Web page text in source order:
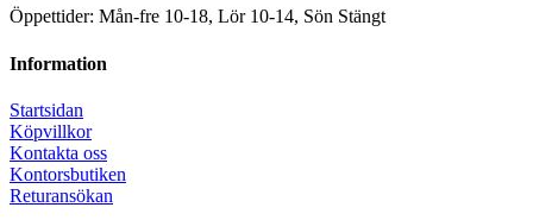
Öppettider: Mån-fre 10-18, Lör 10-14, Sön Stängt
Information
Startsidan
Köpvillkor
Kontakta oss
Kontorsbutiken
Returansökan